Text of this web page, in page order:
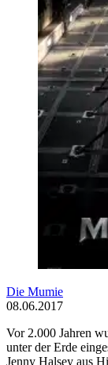
Die Mumie
08.06.2017
Vor 2.000 Jahren
unter der Erde
Jenny Halsey aus